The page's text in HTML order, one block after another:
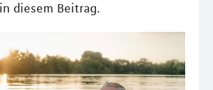
diesem Beitrag.